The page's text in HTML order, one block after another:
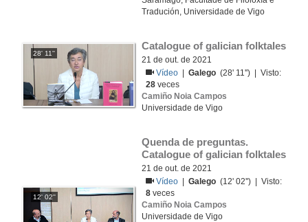
Tradución, Universidade de Vigo
28' 11''
Catalogue of galician folktales
21 de out. de 2021
Vídeo
|Galego (28' 11'') | Visto:
28 veces
Camiño Noia Campos
Universidade de Vigo
12' 02''
Quenda de preguntas.
Catalogue of galician folktales
21 de out. de 2021
Vídeo
|Galego (12' 02'') | Visto:
8 veces
Camiño Noia Campos
Universidade de Vigo